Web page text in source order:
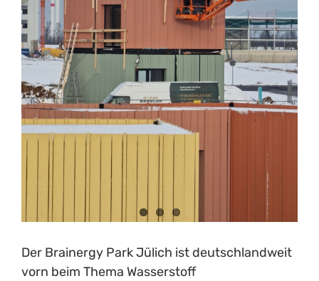
Der Brainergy Park Jülich ist deutschlandweit
vorn beim Thema Wasserstoff